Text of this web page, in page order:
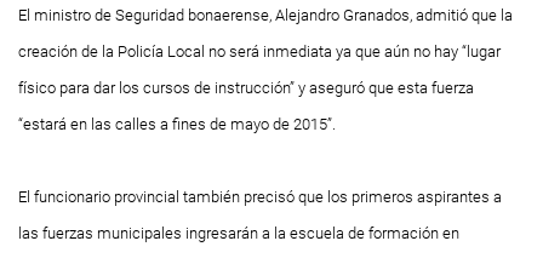
El ministro de Seguridad bonaerense, Alejandro Granados, admitió que la
creación de la Policía Local no será inmediata ya que aún no hay “lugar
físico para dar los cursos de instrucción” y aseguró que esta fuerza
“estará en las calles a fines de mayo de 2015”.
El funcionario provincial también precisó que los primeros aspirantes a
las fuerzas municipales ingresarán a la escuela de formación en